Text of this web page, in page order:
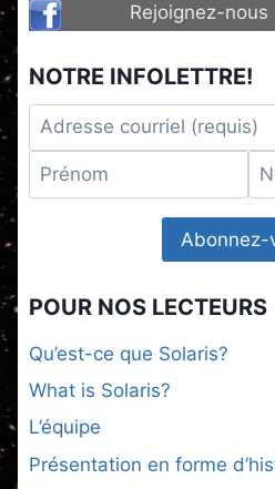
Rejoignez-nous
NOTRE INFOLETTRE!
POUR NOS LECTEURS
Qu’est-ce que Solaris?
What is Solaris?
L’équipe
Présentation en forme